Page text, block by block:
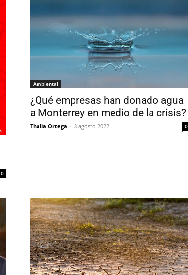
0
Ambiental
¿Qué empresas han donado agua
a Monterrey en medio de la crisis?
Thalía Ortega - 8 agosto 2022 0